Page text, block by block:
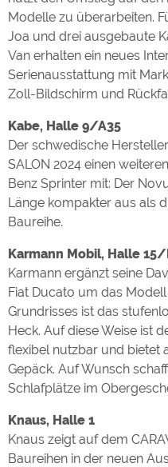
Modelle zu überarbeiten.
Joa und drei ausgebaute
Van erhalten ein neues
Serienausstattung mit
Zoll-Bildschirm und
Kabe, Halle 9/A35
Der schwedische
SALON 2024 einen
Benz Sprinter mit: Der
Länge kompakter aus als
Baureihe.
Karmann Mobil, Halle 15/
Karmann ergänzt seine
Fiat Ducato um das
Grundrisses ist das
Heck. Auf diese Weise ist
flexibel nutzbar und bietet
Gepäck. Auf Wunsch
Schlafplätze im
Knaus, Halle 1
Knaus zeigt auf dem
Baureihen in der neuen